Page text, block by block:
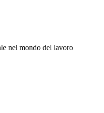
nel mondo del lavoro